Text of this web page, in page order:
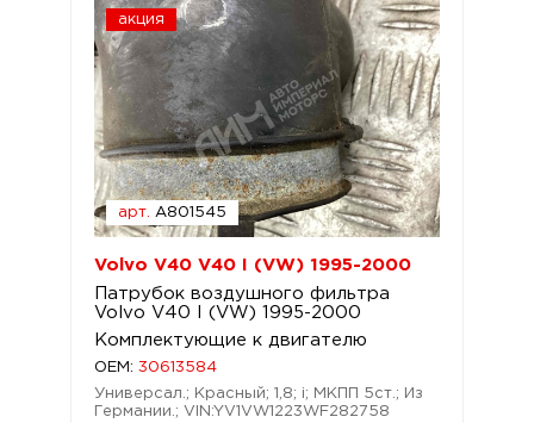
акция
арт. A801545
Volvo V40 V40 I (VW) 1995-2000
Патрубок воздушного фильтра
Volvo V40 I (VW) 1995-2000
Комплектующие к двигателю
OEM: 30613584
Универсал.; Красный; 1,8; i; МКПП 5ст.; Из
Германии.; VIN:YV1VW1223WF282758